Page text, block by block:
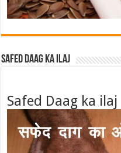
Safed Daag ka ilaj
Safed Daag ka